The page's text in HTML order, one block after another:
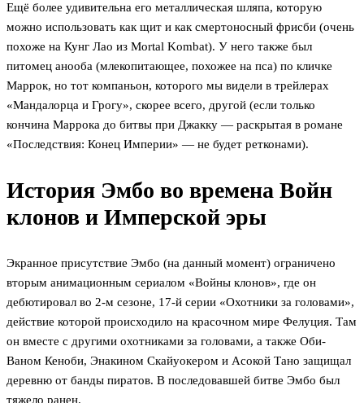
Ещё более удивительна его металлическая шляпа, которую
можно использовать как щит и как смертоносный фрисби (очень
похоже на Кунг Лао из Mortal Kombat). У него также был
питомец анооба (млекопитающее, похожее на пса) по кличке
Маррок, но тот компаньон, которого мы видели в трейлерах
«Мандалорца и Грогу», скорее всего, другой (если только
кончина Маррока до битвы при Джакку — раскрытая в романе
«Последствия: Конец Империи» — не будет ретконами).
История Эмбо во времена Войн
клонов и Имперской эры
Экранное присутствие Эмбо (на данный момент) ограничено
вторым анимационным сериалом «Войны клонов», где он
дебютировал во 2-м сезоне, 17-й серии «Охотники за головами»,
действие которой происходило на красочном мире Фелуция. Там
он вместе с другими охотниками за головами, а также Оби-
Ваном Кеноби, Энакином Скайуокером и Асокой Тано защищал
деревню от банды пиратов. В последовавшей битве Эмбо был
тяжело ранен.